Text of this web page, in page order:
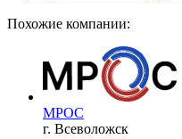
Похожие компании:
МРОС
г. Всеволожск